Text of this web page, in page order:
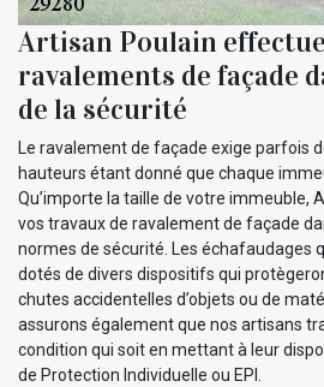
Artisan Poulain
ravalements de façade
de la sécurité
Le ravalement de façade exige parfois
hauteurs étant donné que chaque
Qu’importe la taille de votre immeuble,
vos travaux de ravalement de façade
normes de sécurité. Les échafaudages
dotés de divers dispositifs qui
chutes accidentelles d’objets ou de
assurons également que nos artisans
condition qui soit en mettant à leur
de Protection Individuelle ou EPI.